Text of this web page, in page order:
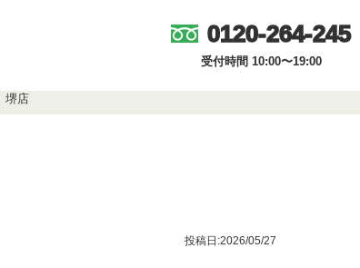
0120-264-245
受付時間 10:00〜19:00
堺店
投稿日:2026/05/27